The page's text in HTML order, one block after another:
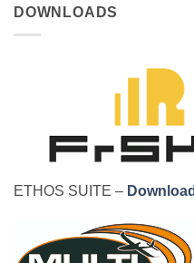
DOWNLOADS
ETHOS SUITE –